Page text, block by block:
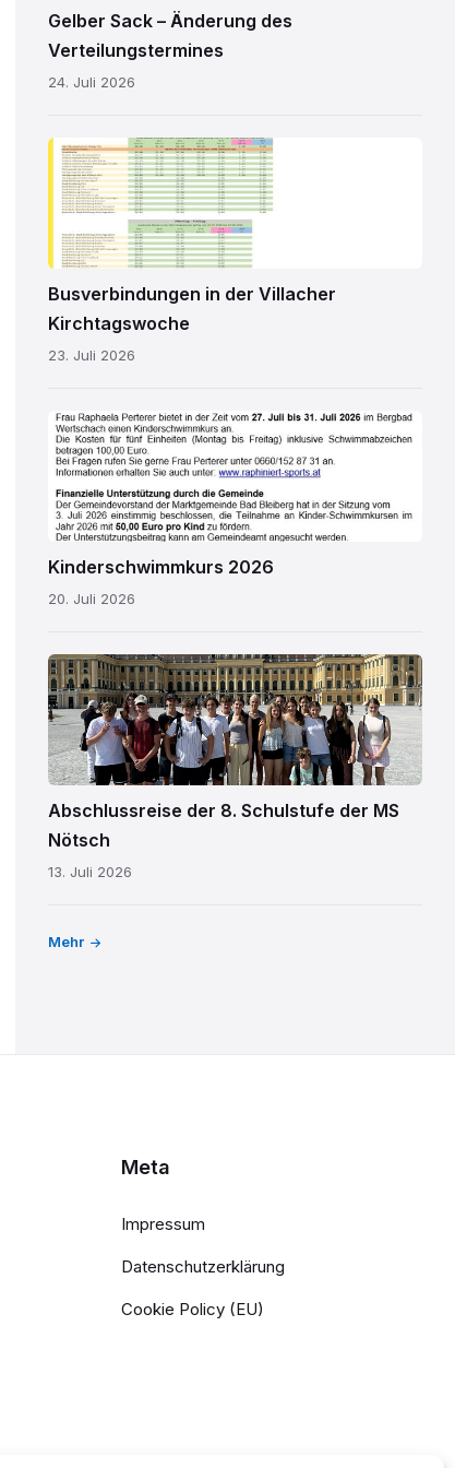
Gelber Sack – Änderung des
Verteilungstermines
24. Juli 2026
Kirchtagsbus
2026.pdf
Busverbindungen in der Villacher
Kirchtagswoche
23. Juli 2026
Schwimmkurs
2026.jpg
Kinderschwimmkurs 2026
20. Juli 2026
MS
Nötsch
Wien
01.png
Abschlussreise der 8. Schulstufe der MS
Nötsch
13. Juli 2026
Mehr
Meta
Impressum
Datenschutzerklärung
Cookie Policy (EU)